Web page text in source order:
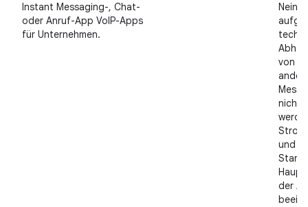
Instant Messaging-, Chat-
oder Anruf-App VoIP-Apps
für Unternehmen.
Nein,
von
nicht
und
der